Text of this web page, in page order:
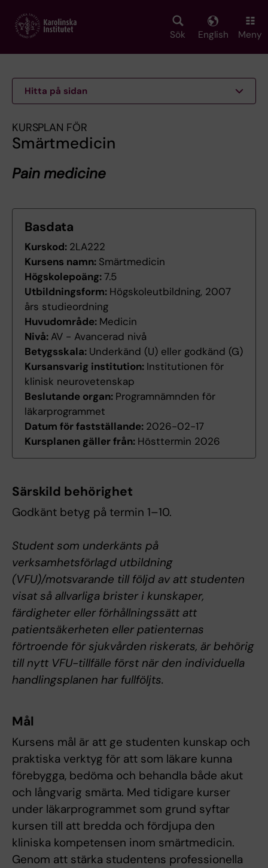
main
Sök English Meny
Hitta på sidan
KURSPLAN FÖR
Smärtmedicin
Pain medicine
Basdata
Kurskod: 2LA222
Kursens namn: Smärtmedicin
Högskolepoäng:7.5
Utbildningsform: Högskoleutbildning, 2007
års studieordning
Huvudområde: Medicin
Nivå: AV - Avancerad nivå
Betygsskala: Underkänd (U) eller godkänd (G)
Kursansvarig institution: Institutionen för
klinisk neurovetenskap
Beslutande organ: Programnämnden för
läkarprogrammet
Datum för fastställande: 2026-02-17
Kursplanen gäller från: Hösttermin 2026
Särskild behörighet
Godkänt betyg på termin 1–10.
Student som underkänts på
verksamhetsförlagd utbildning
(VFU)/motsvarande till följd av att studenten
visat så allvarliga brister i kunskaper,
färdigheter eller förhållningssätt att
patientsäkerheten eller patienternas
förtroende för sjukvården riskerats, är behörig
till nytt VFU-tillfälle först när den individuella
handlingsplanen har fullföljts.
Mål
Kursens mål är att ge studenten kunskap och
praktiska verktyg för att som läkare kunna
förebygga, bedöma och behandla både akut
och långvarig smärta. Med tidigare kurser
under läkarprogrammet som grund syftar
kursen till att bredda och fördjupa den
kliniska kompetensen inom smärtmedicin.
Genom att stärka studentens professionella